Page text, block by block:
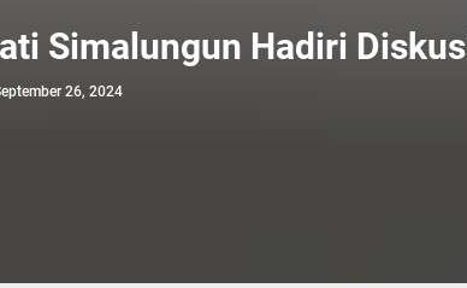
Simalungun Hadiri
26, 2024